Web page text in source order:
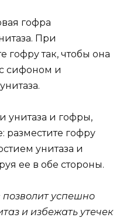
гофра
При
гофру так, чтобы она
сифоном и
унитаза и гофры,
разместите гофру
унитаза и
ее в обе стороны.
успешно
и избежать утечек